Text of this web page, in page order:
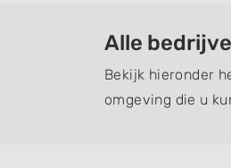
Alle
Bekijk hieronder
omgeving die u